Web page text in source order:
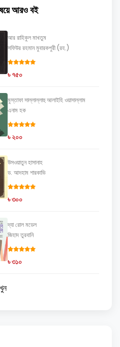
আরও বই
আর রাহিকুল মাখতুম
সফিউর রহমান মুবারকপুরী (রহ.)
৳ ৭৫০
মুস্তাফা সাল্লাল্লাহু আলাইহি ওয়াসাল্লাম
এনাম হক
৳ ২০০
উসওয়াতুন হাসানাহ
ড. আদহাম শারকাভি
৳ ৩০০
দ্যা রোল মডেল
জিহাদ তুরবানি
৳ ৩১০